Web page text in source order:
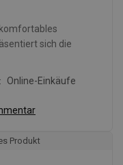
sich die
Online-Einkäufe
Produkt